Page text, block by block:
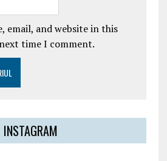
email, and website in this
time I comment.
INSTAGRAM